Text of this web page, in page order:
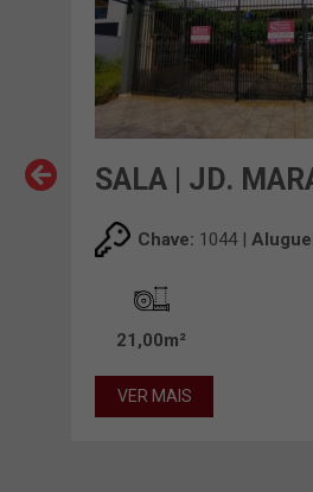
SALA | JD.
Chave: 1044 |
21,00m²
VER MAIS